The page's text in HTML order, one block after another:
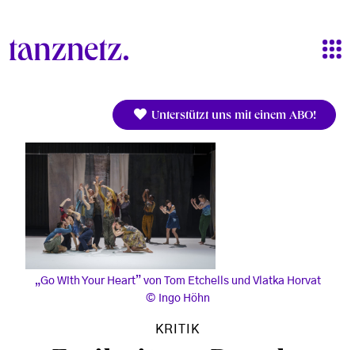
Unterstützt uns mit einem ABO!
„Go With Your Heart” von Tom Etchells und Vlatka Horvat
Ingo Höhn
KRITIK